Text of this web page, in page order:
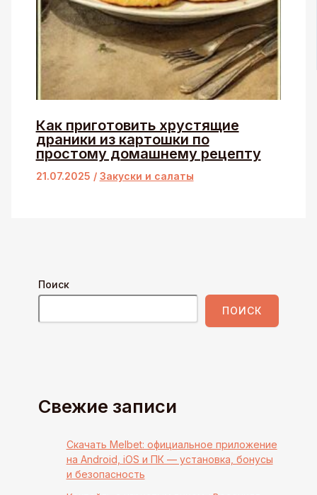
Как приготовить хрустящие
драники из картошки по
простому домашнему рецепту
21.07.2025 / Закуски и салаты
Поиск
ПОИСК
Свежие записи
Скачать Melbet: официальное приложение
на Android, iOS и ПК — установка, бонусы
и безопасность